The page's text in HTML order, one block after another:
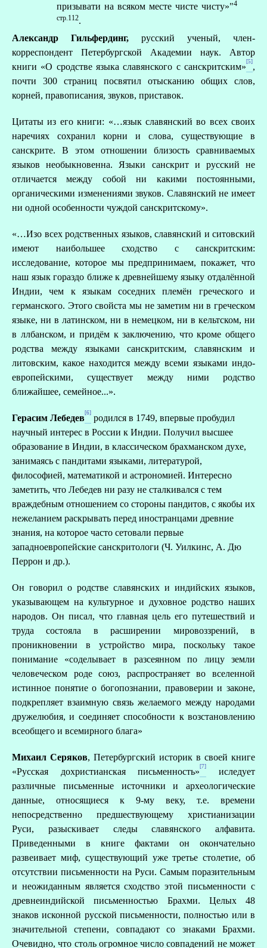
призывати на всяком месте чисте чисту»"4
стр.112.
Александр Гильфердинг, русский ученый, член-
корреспондент Петербургской Академии наук. Автор
книги «О сродстве языка славянского с санскритским» [5] ,
почти 300 страниц посвятил отысканию общих слов,
корней, правописания, звуков, приставок.
Цитаты из его книги: «…язык славянский во всех своих
наречиях сохранил корни и слова, существующие в
санскрите. В этом отношении близость сравниваемых
языков необыкновенна. Языки санскрит и русский не
отличается между собой ни какими постоянными,
органическими изменениями звуков. Славянский не имеет
ни одной особенности чуждой санскритскому».
«…Изо всех родственных языков, славянский и ситовский
имеют наибольшее сходство с санскритским:
исследование, которое мы предпринимаем, покажет, что
наш язык гораздо ближе к древнейшему языку отдалённой
Индии, чем к языкам соседних племён греческого и
германского. Этого свойста мы не заметим ни в греческом
языке, ни в латинском, ни в немецком, ни в кельтском, ни
в ллбанском, и придём к заключению, что кроме общего
родства между языками санскритским, славянским и
литовским, какое находится между всеми языками индо-
европейскими, существует между ними родство
ближайшее, семейное...».
Герасим Лебедев[6] родился в 1749, впервые пробудил
научный интерес в России к Индии. Получил высшее
образование в Индии, в классическом брахманском духе,
занимаясь с пандитами языками, литературой,
философией, математикой и астрономией. Интересно
заметить, что Лебедев ни разу не сталкивался с тем
враждебным отношением со стороны пандитов, с якобы их
нежеланием раскрывать перед иностранцами древние
знания, на которое часто сетовали первые
западноевропейские санскритологи (Ч. Уилкинс, А. Дю
Перрон и др.).
Он говорил о родстве славянских и индийских языков,
указывающем на культурное и духовное родство наших
народов. Он писал, что главная цель его путешествий и
труда состояла в расширении мировоззрений, в
проникновении в устройство мира, поскольку такое
понимание «соделывает в разсеянном по лицу земли
человеческом роде союз, распространяет во вселенной
истинное понятие о богопознании, правоверии и законе,
подкрепляет взаимную связь желаемого между народами
дружелюбия, и соединяет способности к возстановлению
всеобщего и всемирного блага»
Михаил Серяков, Петербургский историк в своей книге
«Русская дохристианская письменность»[7]
иследует
различные письменные источники и археологические
данные, относящиеся к 9-му веку, т.е. времени
непосредственно предшествующему христианизации
Руси, разыскивает следы славянского алфавита.
Приведенными в книге фактами он окончательно
развеивает миф, существующий уже третье столетие, об
отсутствии письменности на Руси. Самым поразительным
и неожиданным является сходство этой письменности с
древнеиндийской письменностью Брахми. Целых 48
знаков исконной русской письменности, полностью или в
значительной степени, совпадают со знаками Брахми.
Очевидно, что столь огромное число совпадений не может